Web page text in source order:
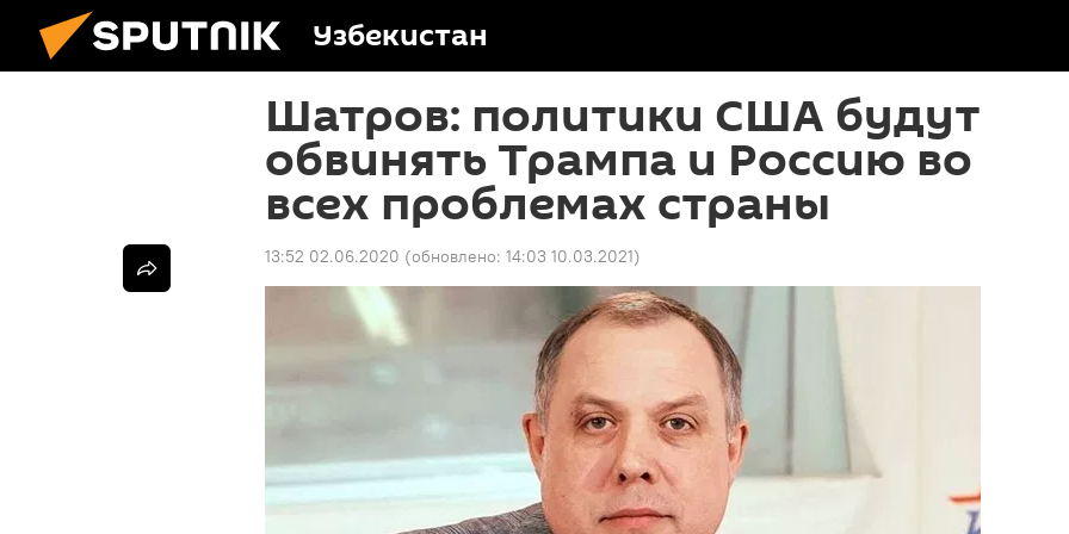
Узбекистан
Шатров: политики США будут
обвинять Трампа и Россию во
всех проблемах страны
13:52 02.06.2020 (обновлено: 14:03 10.03.2021)